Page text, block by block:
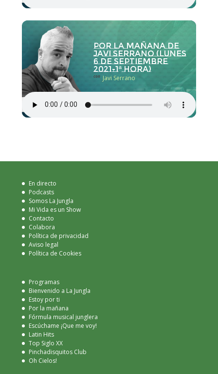
Por la Mañana de
Javi Serrano (lunes
6 de septiembre
2021-1ª hora)
con Javi Serrano
En directo
Podcasts
Somos La Jungla
Mi Vida es un Show
Contacto
Colabora
Política de privacidad
Aviso legal
Política de Cookies
Programas
Bienvenido a La Jungla
Estoy por ti
Por la mañana
Fórmula musical junglera
Escúchame ¡Que me voy!
Latin Hits
Top Siglo XX
Pinchadisquitos Club
Oh Cielos!